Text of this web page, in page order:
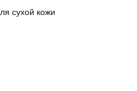
сухой кожи